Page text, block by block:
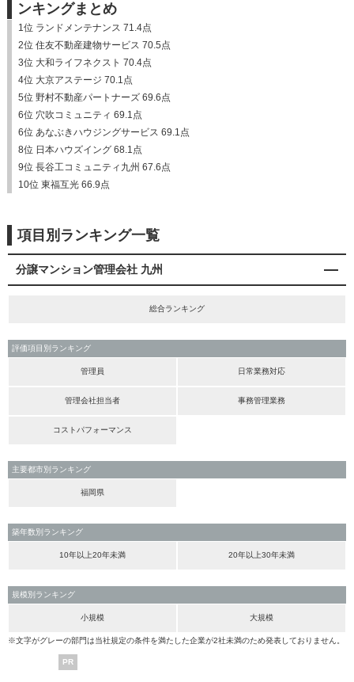
ンキングまとめ
1位 ランドメンテナンス 71.4点
2位 住友不動産建物サービス 70.5点
3位 大和ライフネクスト 70.4点
4位 大京アステージ 70.1点
5位 野村不動産パートナーズ 69.6点
6位 穴吹コミュニティ 69.1点
6位 あなぶきハウジングサービス 69.1点
8位 日本ハウズイング 68.1点
9位 長谷工コミュニティ九州 67.6点
10位 東福互光 66.9点
項目別ランキング一覧
分譲マンション管理会社 九州
総合ランキング
評価項目別ランキング
管理員 日常業務対応
管理会社担当者 事務管理業務
コストパフォーマンス
主要都市別ランキング
福岡県
築年数別ランキング
10年以上20年未満 20年以上30年未満
規模別ランキング
小規模 大規模
※文字がグレーの部門は当社規定の条件を満たした企業が2社未満のため発表しておりません。
PR